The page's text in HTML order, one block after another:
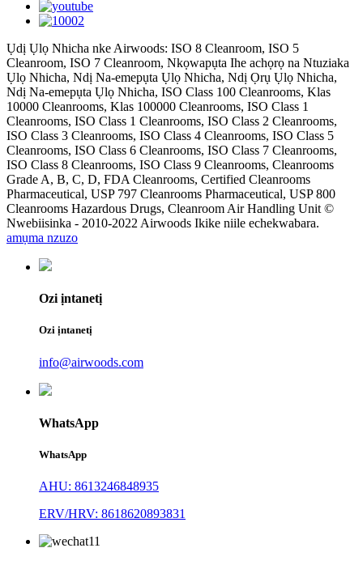
Ụdị Ụlọ Nhicha nke Airwoods: ISO 8 Cleanroom, ISO 5
Cleanroom, ISO 7 Cleanroom, Nkọwapụta Ihe achọrọ na Ntuziaka
Ụlọ Nhicha, Ndị Na-emepụta Ụlọ Nhicha, Ndị Ọrụ Ụlọ Nhicha,
Ndị Na-emepụta Ụlọ Nhicha, ISO Class 100 Cleanrooms, Klas
10000 Cleanrooms, Klas 100000 Cleanrooms, ISO Class 1
Cleanrooms, ISO Class 1 Cleanrooms, ISO Class 2 Cleanrooms,
ISO Class 3 Cleanrooms, ISO Class 4 Cleanrooms, ISO Class 5
Cleanrooms, ISO Class 6 Cleanrooms, ISO Class 7 Cleanrooms,
ISO Class 8 Cleanrooms, ISO Class 9 Cleanrooms, Cleanrooms
Grade A, B, C, D, FDA Cleanrooms, Certified Cleanrooms
Pharmaceutical, USP 797 Cleanrooms Pharmaceutical, USP 800
Cleanrooms Hazardous Drugs, Cleanroom Air Handling Unit ©
Nwebiisinka - 2010-2022 Airwoods Ikike niile echekwabara.
amụma nzuzo
Ozi ịntanetị
Ozi ịntanetị
info@airwoods.com
WhatsApp
WhatsApp
AHU: 8613246848935
ERV/HRV: 8618620893831